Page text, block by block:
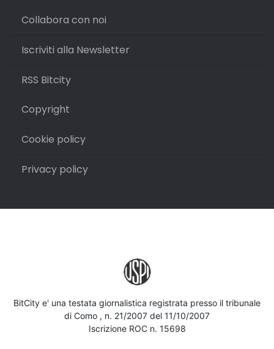
Collabora con noi
Iscriviti alla Newsletter
RSS Bitcity
Copyright
Cookie policy
Privacy policy
BitCity e' una testata giornalistica registrata presso il tribunale
di Como , n. 21/2007 del 11/10/2007
Iscrizione ROC n. 15698